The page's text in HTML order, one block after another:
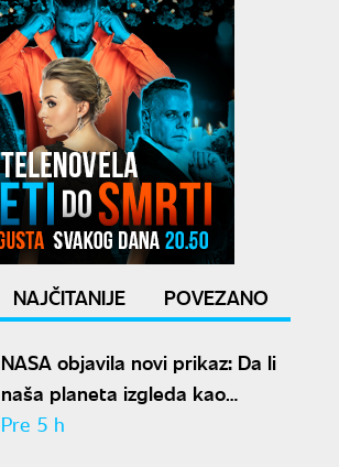
NAJČITANIJE POVEZANO
NASA objavila novi prikaz: Da li
naša planeta izgleda kao
krompir ili kao plavi kliker?
Pre 5 h